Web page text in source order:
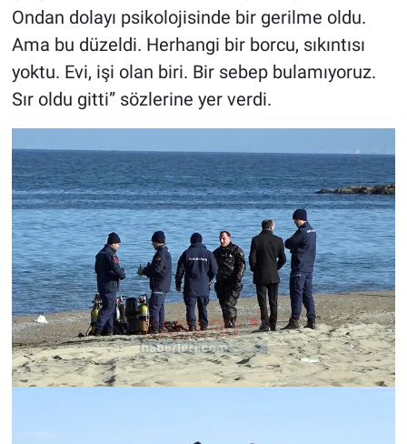
Ondan dolayı psikolojisinde bir gerilme oldu.
Ama bu düzeldi. Herhangi bir borcu, sıkıntısı
yoktu. Evi, işi olan biri. Bir sebep bulamıyoruz.
Sır oldu gitti” sözlerine yer verdi.